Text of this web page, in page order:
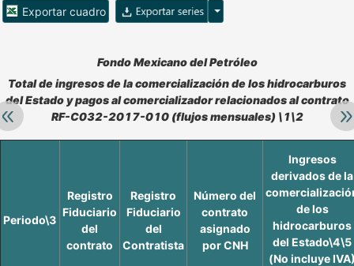
Exportar cuadro Opciones para exportar
Retroceder:
Accesibilidad de Cuadros Analíticos, al exportar el cuadro
Fondo Mexicano del Petróleo
Total de ingresos de la comercialización de los hidrocarburos
del Estado y pagos al comercializador relacionados al contrato
RF-C032-2017-010 (flujos mensuales) \1\2
Periodo\3
Registro
Fiduciario
del
contrato
Registro
Fiduciario
del
Contratista
Número del
contrato
asignado
por CNH
Ingresos
derivados de la
de los
hidrocarburos
del Estado\4\5
(No incluye